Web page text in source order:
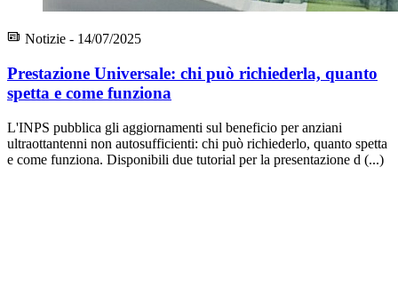
Notizie - 14/07/2025
Prestazione Universale: chi può richiederla, quanto
spetta e come funziona
L'INPS pubblica gli aggiornamenti sul beneficio per anziani
ultraottantenni non autosufficienti: chi può richiederlo, quanto spetta
e come funziona. Disponibili due tutorial per la presentazione d (...)